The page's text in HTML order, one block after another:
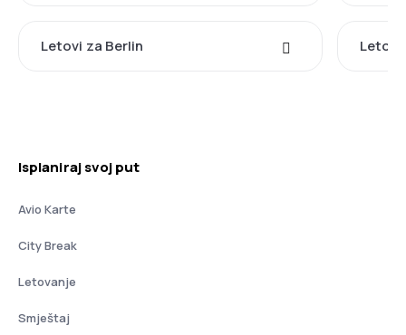
Letovi za Berlin Letovi
Isplaniraj svoj put
Avio Karte
City Break
Letovanje
Smještaj